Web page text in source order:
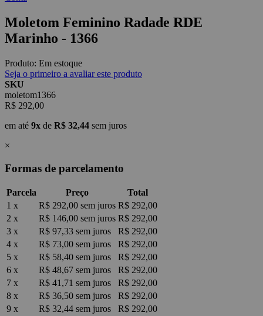
Moletom Feminino Radade RDE
Marinho - 1366
Produto: Em estoque
Seja o primeiro a avaliar este produto
SKU
moletom1366
R$ 292,00
em até 9x de R$ 32,44 sem juros
×
Formas de parcelamento
Parcela Preço
Total
1 x
R$ 292,00 sem juros R$ 292,00
2 x
R$ 146,00 sem juros R$ 292,00
3 x
R$ 97,33 sem juros
R$ 292,00
4 x
R$ 73,00 sem juros
R$ 292,00
5 x
R$ 58,40 sem juros
R$ 292,00
6 x
R$ 48,67 sem juros
R$ 292,00
7 x
R$ 41,71 sem juros
R$ 292,00
8 x
R$ 36,50 sem juros
R$ 292,00
9 x
R$ 32,44 sem juros
R$ 292,00